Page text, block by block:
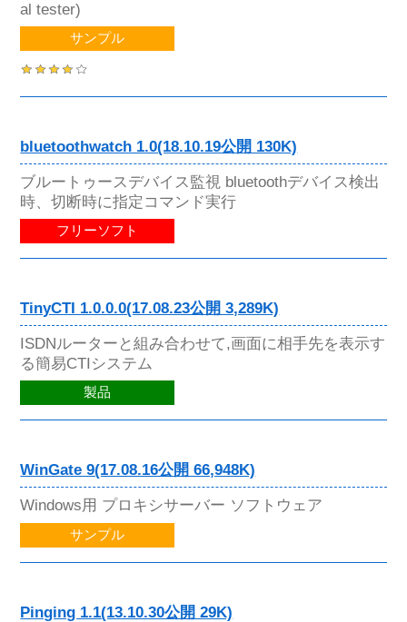
al tester)
サンプル
bluetoothwatch 1.0(18.10.19公開 130K)
ブルートゥースデバイス監視 bluetoothデバイス検出
時、切断時に指定コマンド実行
フリーソフト
TinyCTI 1.0.0.0(17.08.23公開 3,289K)
ISDNルーターと組み合わせて,画面に相手先を表示す
る簡易CTIシステム
製品
WinGate 9(17.08.16公開 66,948K)
Windows用 プロキシサーバー ソフトウェア
サンプル
Pinging 1.1(13.10.30公開 29K)